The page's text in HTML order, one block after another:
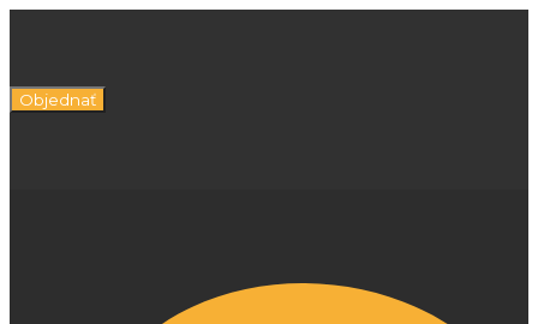
Objednať